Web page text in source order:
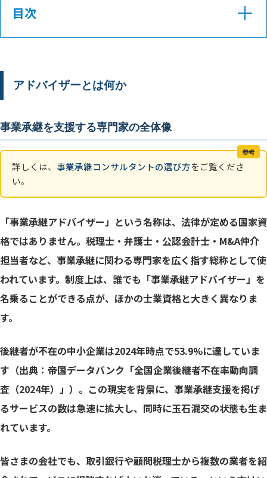
目次
仲介とFAで何が根本的に異なるか
売り手FAを選ぶことで何が変わるか
ガイドラインが定める開示義務
民間資格の位置づけ
国の「M&A支援機関登録制度」とは
費用体系と秘密保持の確認
「無料相談」の意味を正しく理解する
情報漏えいリスクと専任契約の確認
アドバイザーとは何か
事業承継を支援する専門家の全体像
参考
詳しくは、 事業承継コンサルタントの選び方をご覧くださ
い。
「事業承継アドバイザー」という名称は、法律が定める国家資
格ではありません。税理士・弁護士・公認会計士・M&A仲介
担当者など、事業承継に関わる専門家を広く指す総称として使
われています。制度上は、誰でも「事業承継アドバイザー」を
名乗ることができる点が、ほかの士業資格と大きく異なりま
す。
後継者が不在の中小企業は2024年時点で53.9%に達していま
す（出典：帝国データバンク「全国企業後継者不在率動向調
査（2024年）」）。この現実を背景に、事業承継支援を掲げ
るサービスの数は急速に拡大し、同時に玉石混交の状態も生ま
れています。
皆さまの会社でも、取引銀行や顧問税理士から複数の業者を紹